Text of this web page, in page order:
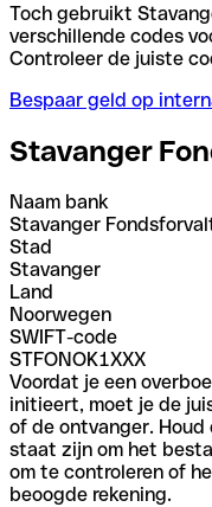
Toch gebruikt
verschillende codes
Controleer de juiste
Bespaar geld op
Stavanger
Naam bank
Stavanger
Stad
Stavanger
Land
Noorwegen
SWIFT-code
STFONOK1XXX
Voordat je een
initieert, moet je de
of de ontvanger.
staat zijn om het
om te controleren of
beoogde rekening.